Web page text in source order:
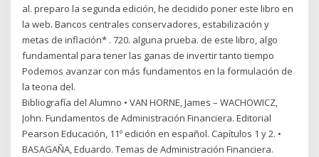
al. preparo la segunda edición, he decidido poner este libro en
la web. Bancos centrales conservadores, estabilización y
metas de inflación* . 720. alguna prueba. de este libro, algo
fundamental para tener las ganas de invertir tanto tiempo
Podemos avanzar con más fundamentos en la formulación de
la teorıa del.
Bibliografía del Alumno • VAN HORNE, James – WACHOWICZ,
John. Fundamentos de Administración Financiera. Editorial
Pearson Educación, 11º edición en español. Capítulos 1 y 2. •
BASAGAÑA, Eduardo. Temas de Administración Financiera.